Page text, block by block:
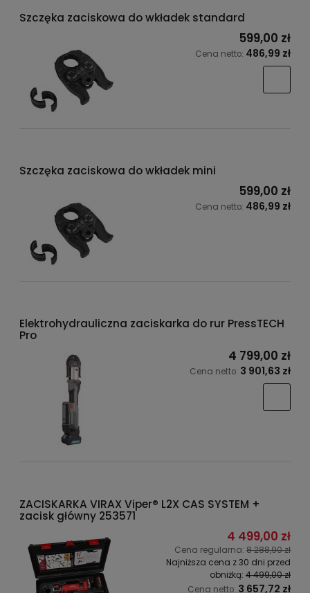
Szczęka zaciskowa do wkładek standard
599,00 zł
Cena netto: 486,99 zł
Szczęka zaciskowa do wkładek mini
599,00 zł
Cena netto: 486,99 zł
Elektrohydrauliczna zaciskarka do rur PressTECH
Pro
4 799,00 zł
Cena netto: 3 901,63 zł
ZACISKARKA VIRAX Viper® L2X CAS SYSTEM +
zacisk główny 253571
4 499,00 zł
Cena regularna: 8 288,90 zł
Najniższa cena z 30 dni przed
obniżką: 4 499,00 zł
Cena netto: 3 657,72 zł